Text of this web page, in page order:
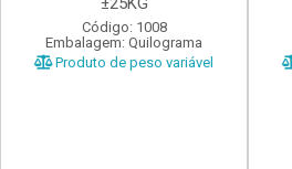
Código: 1008
Embalagem: Quilograma
Produto de peso variável